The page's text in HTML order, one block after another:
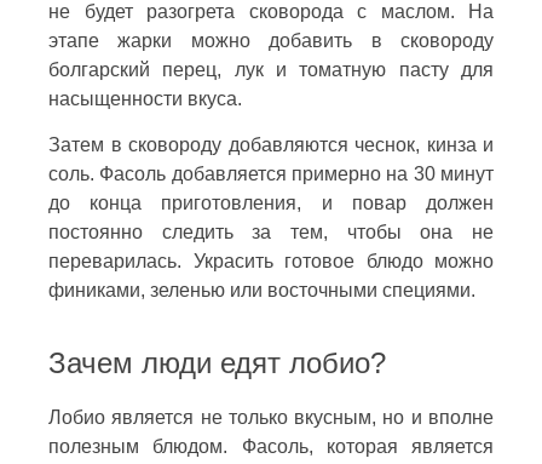
не будет разогрета сковорода с маслом. На
этапе жарки можно добавить в сковороду
болгарский перец, лук и томатную пасту для
насыщенности вкуса.
Затем в сковороду добавляются чеснок, кинза и
соль. Фасоль добавляется примерно на 30 минут
до конца приготовления, и повар должен
постоянно следить за тем, чтобы она не
переварилась. Украсить готовое блюдо можно
финиками, зеленью или восточными специями.
Зачем люди едят лобио?
Лобио является не только вкусным, но и вполне
полезным блюдом. Фасоль, которая является